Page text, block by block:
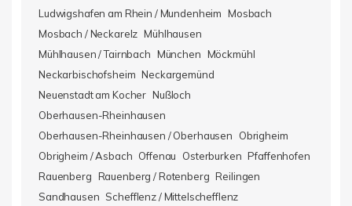
Ludwigshafen am Rhein / Mundenheim Mosbach
Mosbach / Neckarelz Mühlhausen
Mühlhausen / Tairnbach München Möckmühl
Neckarbischofsheim Neckargemünd
Neuenstadt am Kocher Nußloch
Oberhausen-Rheinhausen
Oberhausen-Rheinhausen / Oberhausen
Obrigheim
Obrigheim / Asbach Offenau Osterburken Pfaffenhofen
Rauenberg Rauenberg / Rotenberg Reilingen
Sandhausen Schefflenz / Mittelschefflenz